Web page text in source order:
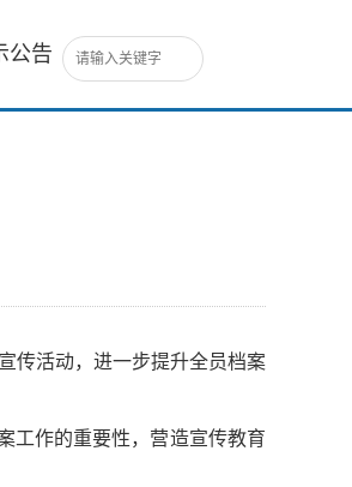
公告
传活动，进一步提升全员档案
工作的重要性，营造宣传教育